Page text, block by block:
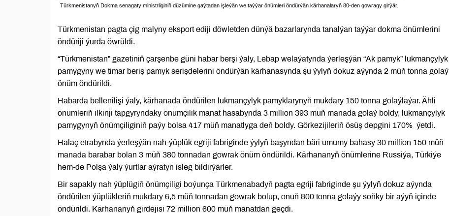
Türkmenistanyň Dokma senagaty ministrliginiň düzümine gaýtadan işleýän we taýýar önümleri öndürýän kärhanalaryň 80-den gowragy girýär.
Türkmenistan pagta çig malyny eksport ediji döwletden dünýä bazarlarynda tanalýan taýýar dokma önümlerini
öndüriji ýurda öwrüldi.
“Türkmenistan” gazetiniň çarşenbe güni habar berşi ýaly, Lebap welaýatynda ýerleşýän “Ak pamyk” lukmançylyk
pamygyny we timar beriş pamyk serişdelerini öndürýän kärhanasynda şu ýylyň dokuz aýynda 2 müň tonna golaý
önüm öndürildi.
Habarda bellenilişi ýaly, kärhanada öndürilen lukmançylyk pamyklarynyň mukdary 150 tonna golaýlaýar. Ähli
önümleriň ilkinji tapgyryndaky önümçilik manat hasabynda 3 million 393 müň manada golaý boldy, lukmançylyk
pamygynyň önümçiliginiň paýy bolsa 417 müň manatlyga deň boldy. Görkezijileriň ösüş depgini 170% ýetdi.
Halaç etrabynda ýerleşýän nah-ýüplük egriji fabriginde ýylyň başyndan bäri umumy bahasy 30 million 150 müň
manada barabar bolan 3 müň 380 tonnadan gowrak önüm öndürildi. Kärhananyň önümlerine Russiýa, Türkiýe
hem-de Polşa ýaly ýurtlar aýratyn isleg bildirýärler.
Bir sapakly nah ýüplügiň önümçiligi boýunça Türkmenabadyň pagta egriji fabriginde şu ýylyň dokuz aýynda
öndürilen ýüplükleriň mukdary 6,5 müň tonnadan gowrak bolup, onuň 800 tonna golaýy soňky bir aýyň içinde
öndürildi. Kärhananyň girdejisi 72 million 600 müň manatdan geçdi.